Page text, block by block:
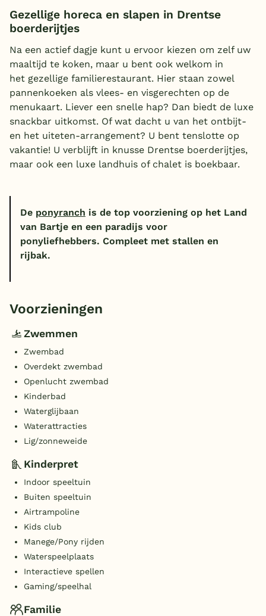
Gezellige horeca en slapen in Drentse
boerderijtjes
Na een actief dagje kunt u ervoor kiezen om zelf uw
maaltijd te koken, maar u bent ook welkom in
het gezellige familierestaurant. Hier staan zowel
pannenkoeken als vlees- en visgerechten op de
menukaart. Liever een snelle hap? Dan biedt de luxe
snackbar uitkomst. Of wat dacht u van het ontbijt-
en het uiteten-arrangement? U bent tenslotte op
vakantie! U verblijft in knusse Drentse boerderijtjes,
maar ook een luxe landhuis of chalet is boekbaar.
De ponyranch is de top voorziening op het Land
van Bartje en een paradijs voor
ponyliefhebbers. Compleet met stallen en
rijbak.
Voorzieningen
Zwemmen
Zwembad
Overdekt zwembad
Openlucht zwembad
Kinderbad
Waterglijbaan
Waterattracties
Lig/zonneweide
Kinderpret
Indoor speeltuin
Buiten speeltuin
Airtrampoline
Kids club
Manege/Pony rijden
Waterspeelplaats
Interactieve spellen
Gaming/speelhal
Familie